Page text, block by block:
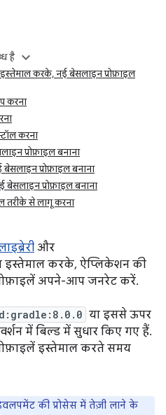
है
करके, नई बेसलाइन प्रोफ़ाइल
करना
करना
प्रोफ़ाइल बनाना
प्रोफ़ाइल बनाना
प्रोफ़ाइल बनाना
तरीके से लागू करना
और
इस्तेमाल करके, ऐप्लिकेशन की
अपने-आप जनरेट करें.
या इससे ऊपर
में बिल्ड में सुधार किए गए हैं.
इस्तेमाल करते समय
की प्रोसेस में तेज़ी लाने के